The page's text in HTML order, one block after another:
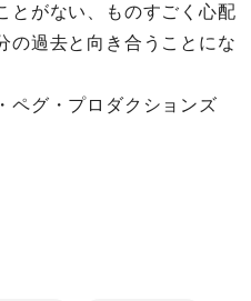
とがない、ものすごく心配
の過去と向き合うことにな
ペグ・プロダクションズ